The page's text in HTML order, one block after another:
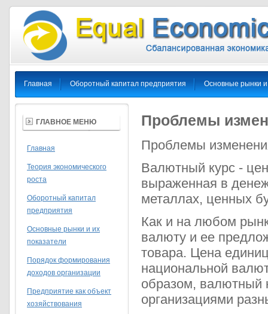
Главная Оборотный капитал предприятия Основные рынки и
Проблемы
Проблемы
Валютный курс -
выраженная в
металлах, ценных
Как и на любом
валюту и ее
товара. Цена
национальной
образом, валютный
организациями
ГЛАВНОЕ МЕНЮ
Главная
Теория экономического
роста
Оборотный капитал
предприятия
Основные рынки и их
показатели
Порядок формирования
доходов организации
Предприятие как объект
хозяйствования